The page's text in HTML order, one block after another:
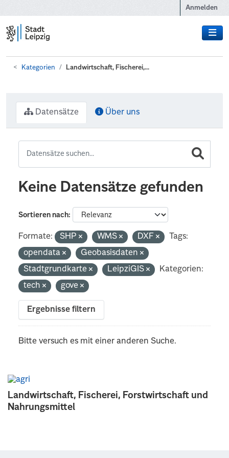
Anmelden
Kategorien Landwirtschaft, Fischerei,...
Landwirtschaft, Fischerei, Forstwirtschaft und
Nahrungsmittel
Datensätze Über uns
Keine Datensätze gefunden
Sortieren nach
Formate: SHP WMS DXF
Tags:
opendata
Geobasisdaten
Stadtgrundkarte
LeipziGIS
Kategorien:
tech
gove
Ergebnisse filtern
Bitte versuch es mit einer anderen Suche.